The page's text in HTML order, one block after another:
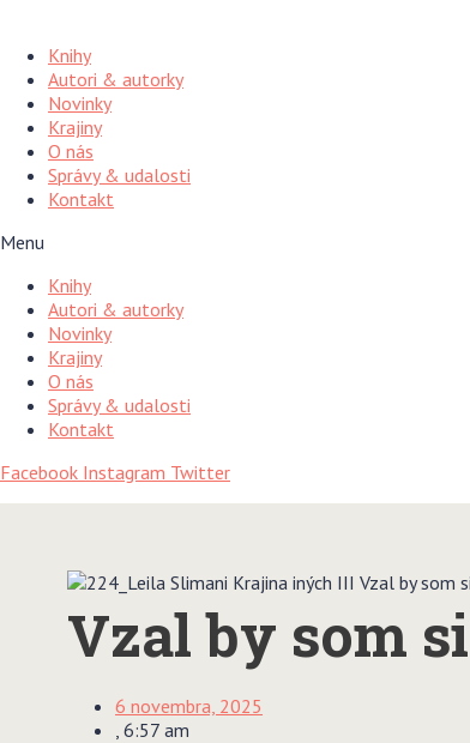
obsah Knihy
Autori & autorky
Novinky
Krajiny
O nás
Správy & udalosti
Kontakt
Menu
Knihy
Autori & autorky
Novinky
Krajiny
O nás
Správy & udalosti
Kontakt
Facebook Instagram Twitter
Vzal by som
6 novembra, 2025
, 6:57 am